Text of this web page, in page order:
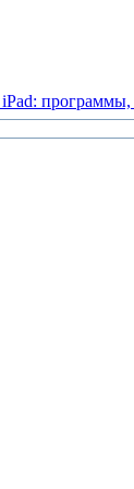
iPad: программы,